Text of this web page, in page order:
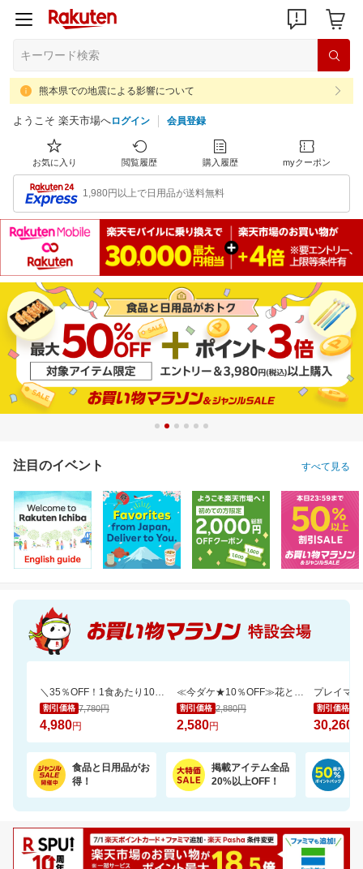
熊本県での地震による影響について
ようこそ 楽天市場へログイン 会員登録
お気に入り 閲覧履歴 購入履歴 myクーポン
1,980円以上で日用品が送料無料
注目のイベント すべて見る
＼35％OFF！1食あたり104円／お茶碗約1杯分！パックご飯 150g×48食
割引価格 7,780円
4,980円
≪今ダケ★10％OFF≫花とスイーツで二度嬉しい♪可愛いシャボンブーケ＆どら焼きset
割引価格 2,880円
2,580円
割引価格
30,260
食品と日用品がお
得！
掲載アイテム全品
20%以上OFF！